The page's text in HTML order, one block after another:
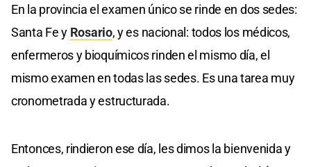
En la provincia el examen único se rinde en dos sedes:
Santa Fe y Rosario, y es nacional: todos los médicos,
enfermeros y bioquímicos rinden el mismo día, el
mismo examen en todas las sedes. Es una tarea muy
cronometrada y estructurada.
Entonces, rindieron ese día, les dimos la bienvenida y